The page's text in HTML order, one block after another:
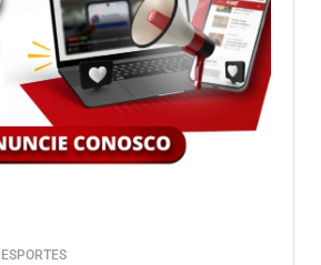
ESPORTES